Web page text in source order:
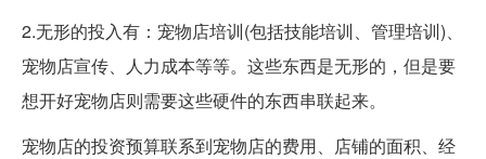
2.无形的投入有：宠物店培训(包括技能培训、管理培训)、
宠物店宣传、人力成本等等。这些东西是无形的，但是要
想开好宠物店则需要这些硬件的东西串联起来。
宠物店的投资预算联系到宠物店的费用、店铺的面积、经